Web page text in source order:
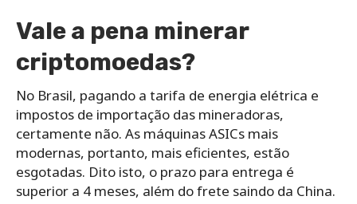
Vale a pena minerar
criptomoedas?
No Brasil, pagando a tarifa de energia elétrica e
impostos de importação das mineradoras,
certamente não. As máquinas ASICs mais
modernas, portanto, mais eficientes, estão
esgotadas. Dito isto, o prazo para entrega é
superior a 4 meses, além do frete saindo da China.